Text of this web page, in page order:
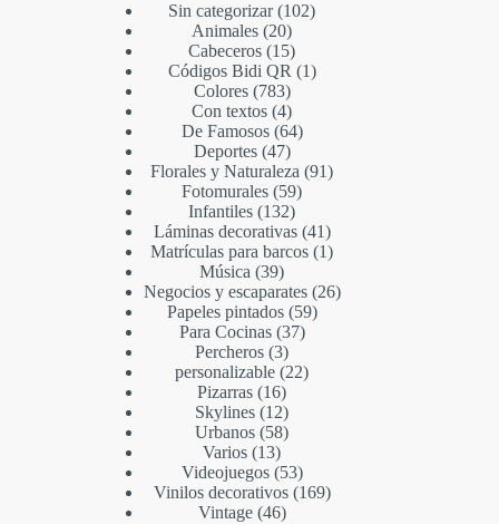
Sin categorizar 102
Animales 20
Cabeceros 15
Códigos Bidi QR
1
Colores 783
Con textos 4
De Famosos 64
Deportes 47
Florales y Naturaleza 91
Fotomurales 59
Infantiles 132
Láminas decorativas 41
Matrículas para barcos 1
Música 39
Negocios y escaparates 26
Papeles pintados 59
Para Cocinas 37
Percheros 3
personalizable 22
Pizarras 16
Skylines 12
Urbanos 58
Varios 13
Videojuegos 53
Vinilos decorativos 169
Vintage 46